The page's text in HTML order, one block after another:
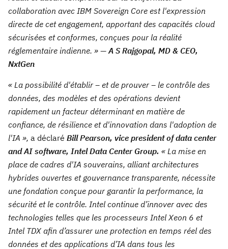
collaboration avec IBM Sovereign Core est l'expression
directe de cet engagement, apportant des capacités cloud
sécurisées et conformes, conçues pour la réalité
réglementaire indienne. » —A S Rajgopal, MD & CEO,
NxtGen
« La possibilité d'établir – et de prouver – le contrôle des
données, des modèles et des opérations devient
rapidement un facteur déterminant en matière de
confiance, de résilience et d'innovation dans l'adoption de
l'IA », a déclaré Bill Pearson, vice president of data center
and AI software, Intel Data Center Group. « La mise en
place de cadres d'IA souverains, alliant architectures
hybrides ouvertes et gouvernance transparente, nécessite
une fondation conçue pour garantir la performance, la
sécurité et le contrôle. Intel continue d’innover avec des
technologies telles que les processeurs Intel Xeon 6 et
Intel TDX afin d’assurer une protection en temps réel des
données et des applications d’IA dans tous les